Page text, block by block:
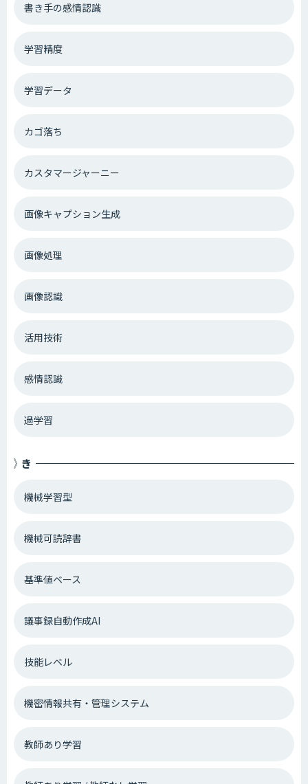
書き手の感情認識
学習精度
学習データ
カゴ落ち
カスタマージャーニー
画像キャプション生成
画像処理
画像認識
活用技術
感情認識
過学習
き
機械学習型
機械可読辞書
基準値ベース
議事録自動作成AI
技能レベル
機密情報共有・管理システム
教師あり学習